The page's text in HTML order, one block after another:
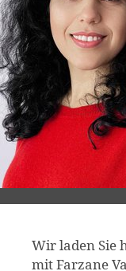
Wir laden Sie
mit Farzane